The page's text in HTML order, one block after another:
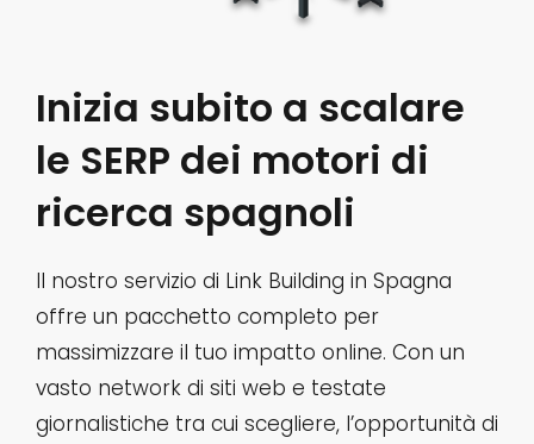
Inizia subito a scalare
le SERP dei motori di
ricerca spagnoli
Il nostro servizio di Link Building in Spagna
offre un pacchetto completo per
massimizzare il tuo impatto online. Con un
vasto network di siti web e testate
giornalistiche tra cui scegliere, l’opportunità di